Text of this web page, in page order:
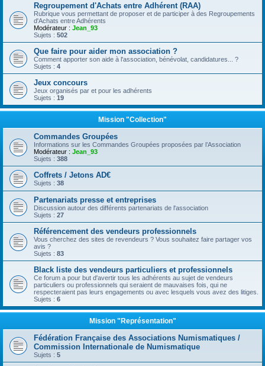
Regroupement d'Achats entre Adhérent (RAA)
Rubrique vous permettant de proposer et de participer à des Regroupements
d'Achats entre Adhérents
Modérateur : Jean_93
Sujets : 502
Que faire pour aider mon association ?
Comment apporter son aide à l'association, bénévolat, candidatures... ?
Sujets : 4
Jeux concours
Jeux organisés par et pour les adhérents
Sujets : 19
Mission "Collection"
Commandes Groupées
Informations sur les Commandes Groupées proposées par l’Association
Modérateur : Jean_93
Sujets : 388
Coffrets / Jetons AD€
Sujets : 38
Partenariats presse et entreprises
Discussion autour des différents partenariats de l'association
Sujets : 27
Référencement des vendeurs professionnels
Vous cherchez des sites de revendeurs ? Vous souhaitez faire partager vos
avis ?
Sujets : 83
Black liste des vendeurs particuliers et professionnels
Ce forum a pour but d'avertir tous les adhérents au sujet de vendeurs
particuliers ou professionnels qui seraient de mauvaises fois, qui ne
respecteraient pas leurs engagements ou avec lesquels vous avez des litiges.
Sujets : 6
Mission "Représentation"
Fédération Française des Associations Numismatiques /
Commission Internationale de Numismatique
Sujets : 5